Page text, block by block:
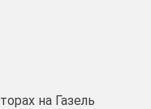
на Газель